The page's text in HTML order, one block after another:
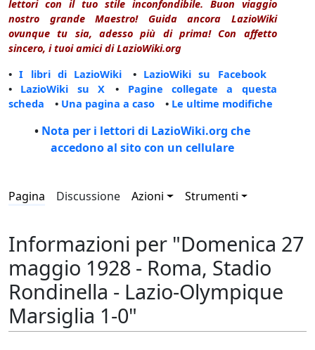
lettori con il tuo stile inconfondibile. Buon viaggio
nostro grande Maestro! Guida ancora LazioWiki
ovunque tu sia, adesso più di prima! Con affetto
sincero, i tuoi amici di LazioWiki.org
•I libri di LazioWiki • LazioWiki su Facebook
• LazioWiki su X • Pagine collegate a questa
scheda • Una pagina a caso • Le ultime modifiche
• Nota per i lettori di LazioWiki.org che
accedono al sito con un cellulare
Pagina Discussione Azioni Strumenti
Informazioni per "Domenica 27
maggio 1928 - Roma, Stadio
Rondinella - Lazio-Olympique
Marsiglia 1-0"